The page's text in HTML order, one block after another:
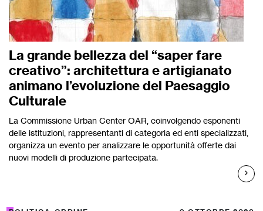
La grande bellezza del “saper fare
creativo”: architettura e artigianato
animano l’evoluzione del Paesaggio
Culturale
La Commissione Urban Center OAR, coinvolgendo esponenti
delle istituzioni, rappresentanti di categoria ed enti specializzati,
organizza un evento per analizzare le opportunità offerte dai
nuovi modelli di produzione partecipata.